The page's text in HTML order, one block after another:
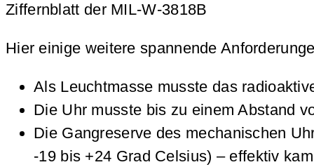
Ziffernblatt der MIL-W-3818B
Hier einige weitere spannende
Als Leuchtmasse musste das
Die Uhr musste bis zu einem Abstand
Die Gangreserve des mechanischen
-19 bis +24 Grad Celsius) – effektiv